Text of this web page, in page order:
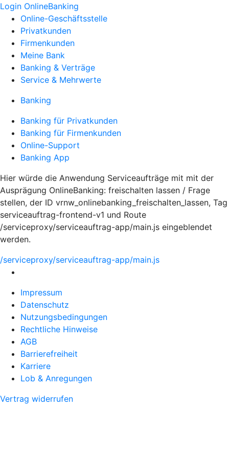
Login OnlineBanking
Online-Geschäftsstelle
Privatkunden
Firmenkunden
Meine Bank
Banking & Verträge
Service & Mehrwerte
Banking
Banking für Privatkunden
Banking für Firmenkunden
Online-Support
Banking App
Hier würde die Anwendung Serviceaufträge mit mit der
Ausprägung OnlineBanking: freischalten lassen / Frage
stellen, der ID vrnw_onlinebanking_freischalten_lassen, Tag
serviceauftrag-frontend-v1 und Route
/serviceproxy/serviceauftrag-app/main.js eingeblendet
werden.
/serviceproxy/serviceauftrag-app/main.js
Impressum
Datenschutz
Nutzungsbedingungen
Rechtliche Hinweise
AGB
Barrierefreiheit
Karriere
Lob & Anregungen
Vertrag widerrufen